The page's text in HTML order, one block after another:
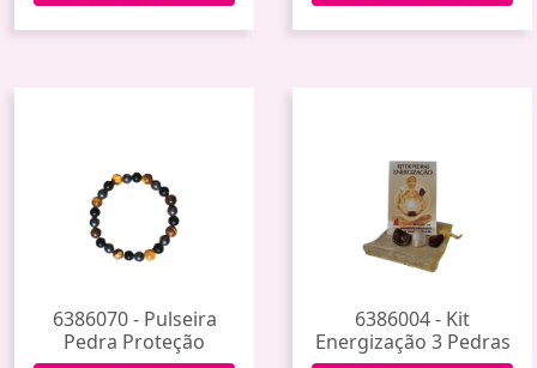
6386070 - Pulseira
Pedra Proteção
6386004 - Kit
Energização 3 Pedras